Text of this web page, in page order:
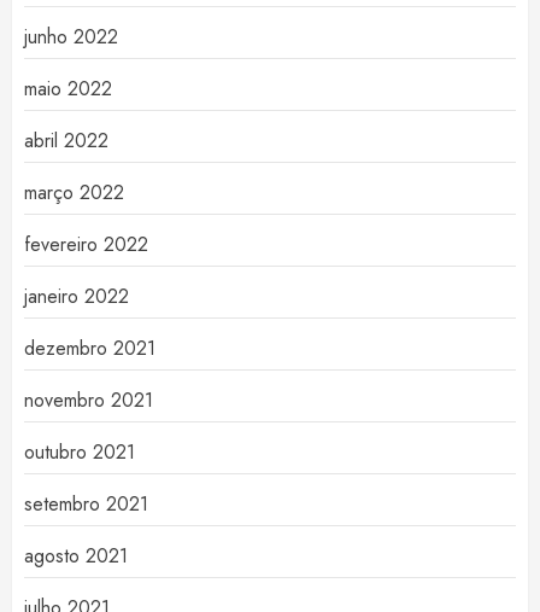
junho 2022
maio 2022
abril 2022
março 2022
fevereiro 2022
janeiro 2022
dezembro 2021
novembro 2021
outubro 2021
setembro 2021
agosto 2021